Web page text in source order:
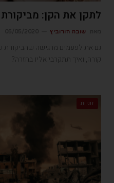
לתקן את הקן:
שובה הורוביץ
גם את לפעמים מרגישה שהביקורת
קורה, ואיך תתקרבי אליו בחזרה?
זוגיות